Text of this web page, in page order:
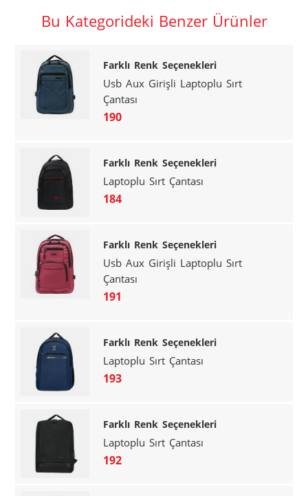
Bu Kategorideki Benzer Ürünler
Farklı Renk Seçenekleri
Usb Aux Girişli Laptoplu Sırt
Çantası
190
Farklı Renk Seçenekleri
Laptoplu Sırt Çantası
184
Farklı Renk Seçenekleri
Usb Aux Girişli Laptoplu Sırt
Çantası
191
Farklı Renk Seçenekleri
Laptoplu Sırt Çantası
193
Farklı Renk Seçenekleri
Laptoplu Sırt Çantası
192